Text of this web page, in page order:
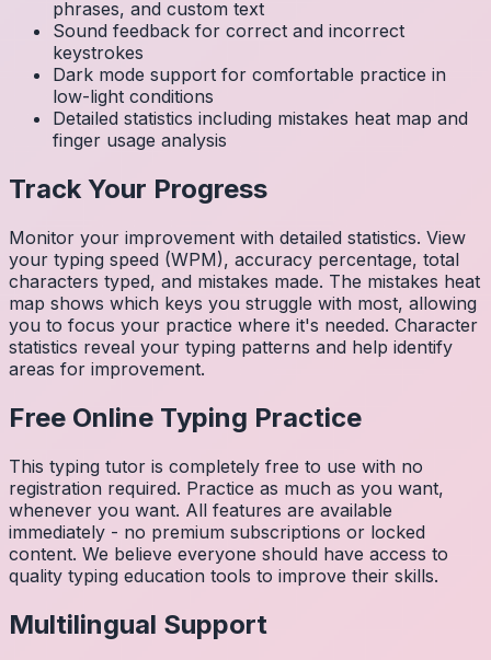
phrases, and custom text
Sound feedback for correct and incorrect
keystrokes
Dark mode support for comfortable practice in
low-light conditions
Detailed statistics including mistakes heat map and
finger usage analysis
Track Your Progress
Monitor your improvement with detailed statistics. View
your typing speed (WPM), accuracy percentage, total
characters typed, and mistakes made. The mistakes heat
map shows which keys you struggle with most, allowing
you to focus your practice where it's needed. Character
statistics reveal your typing patterns and help identify
areas for improvement.
Free Online Typing Practice
This typing tutor is completely free to use with no
registration required. Practice as much as you want,
whenever you want. All features are available
immediately - no premium subscriptions or locked
content. We believe everyone should have access to
quality typing education tools to improve their skills.
Multilingual Support